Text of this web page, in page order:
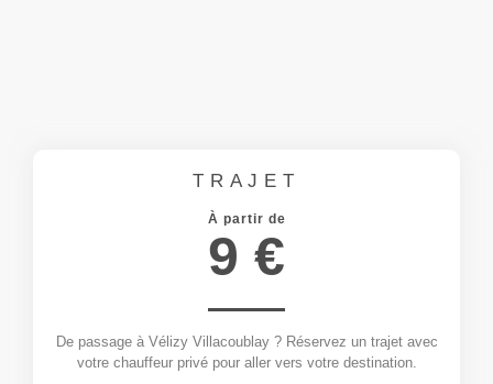
TRAJET
À partir de
9 €
De passage à Vélizy Villacoublay ? Réservez un trajet avec
votre chauffeur privé pour aller vers votre destination.